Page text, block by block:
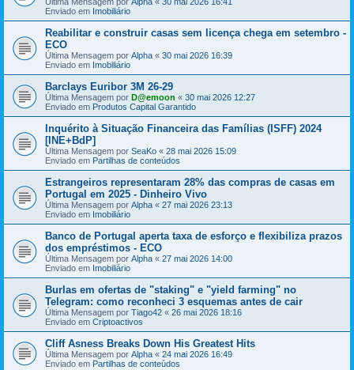
Enviado em Imobiliário
Reabilitar e construir casas sem licença chega em setembro -
ECO
Última Mensagem por Alpha « 30 mai 2026 16:39
Enviado em Imobiliário
Barclays Euribor 3M 26-29
Última Mensagem por D@emoon « 30 mai 2026 12:27
Enviado em Produtos Capital Garantido
Inquérito à Situação Financeira das Famílias (ISFF) 2024
[INE+BdP]
Última Mensagem por SeaKo « 28 mai 2026 15:09
Enviado em Partilhas de conteúdos
Estrangeiros representaram 28% das compras de casas em
Portugal em 2025 - Dinheiro Vivo
Última Mensagem por Alpha « 27 mai 2026 23:13
Enviado em Imobiliário
Banco de Portugal aperta taxa de esforço e flexibiliza prazos
dos empréstimos - ECO
Última Mensagem por Alpha « 27 mai 2026 14:00
Enviado em Imobiliário
Burlas em ofertas de "staking" e "yield farming" no
Telegram: como reconheci 3 esquemas antes de cair
Última Mensagem por Tiago42 « 26 mai 2026 18:16
Enviado em Criptoactivos
Cliff Asness Breaks Down His Greatest Hits
Última Mensagem por Alpha « 24 mai 2026 16:49
Enviado em Partilhas de conteúdos